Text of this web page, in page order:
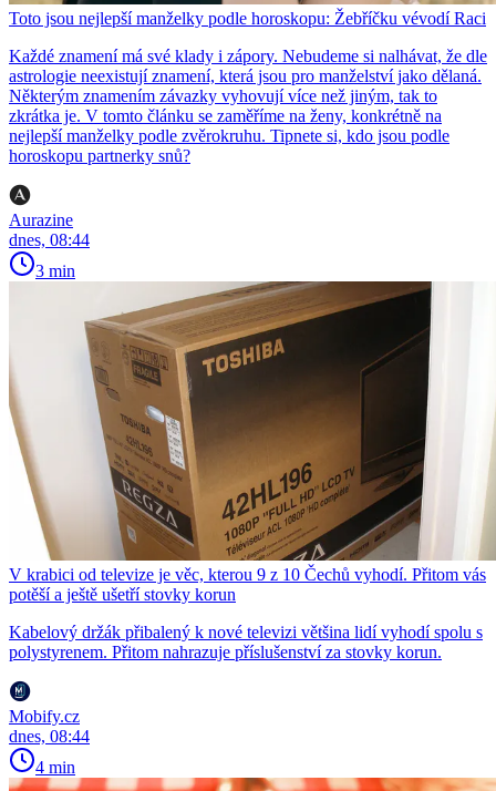
Toto jsou nejlepší manželky podle horoskopu: Žebříčku vévodí Raci
Každé znamení má své klady i zápory. Nebudeme si nalhávat, že dle
astrologie neexistují znamení, která jsou pro manželství jako dělaná.
Některým znamením závazky vyhovují více než jiným, tak to
zkrátka je. V tomto článku se zaměříme na ženy, konkrétně na
nejlepší manželky podle zvěrokruhu. Tipnete si, kdo jsou podle
horoskopu partnerky snů?
Aurazine
dnes, 08:44
3 min
V krabici od televize je věc, kterou 9 z 10 Čechů vyhodí. Přitom vás
potěší a ještě ušetří stovky korun
Kabelový držák přibalený k nové televizi většina lidí vyhodí spolu s
polystyrenem. Přitom nahrazuje příslušenství za stovky korun.
Mobify.cz
dnes, 08:44
4 min